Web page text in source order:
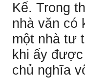
Kế. Trong
nhà văn có
một nhà tư
khi ấy
chủ nghĩa